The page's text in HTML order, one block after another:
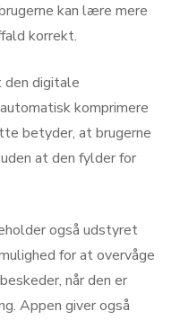
kan lære mere
korrekt.
den digitale
komprimere
betyder, at brugerne
at den fylder for
også udstyret
for at overvåge
når den er
Appen giver også